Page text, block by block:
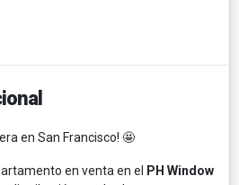
en San Francisco! 🤩
en venta en el
PH Window